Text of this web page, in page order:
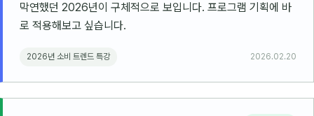
문서자료실
막연했던 2026년이 구체적으로 보입니다. 프로그램 기획에 바
로 적용해보고 싶습니다.
2026년 소비 트렌드 특강 2026.02.20